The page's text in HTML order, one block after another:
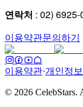
연락처 : 02)
이용약관문의하기
이용약관·개인정
© 2026 CelebStars.